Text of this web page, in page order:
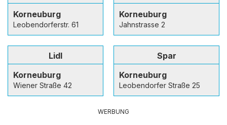
Korneuburg
Leobendorferstr. 61
Korneuburg
Jahnstrasse 2
Lidl
Korneuburg
Wiener Straße 42
Spar
Korneuburg
Leobendorfer Straße 25
WERBUNG